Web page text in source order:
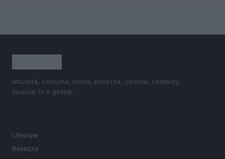
Attualità, costume, moda, bellezza, cinema, celebrity,
musica, tv e gossip.
Lifestyle
Bellezza